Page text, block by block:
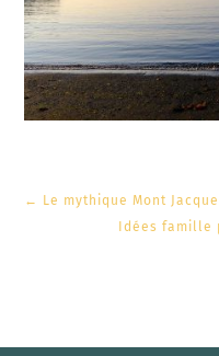
← Le mythique Mont
Idées famille